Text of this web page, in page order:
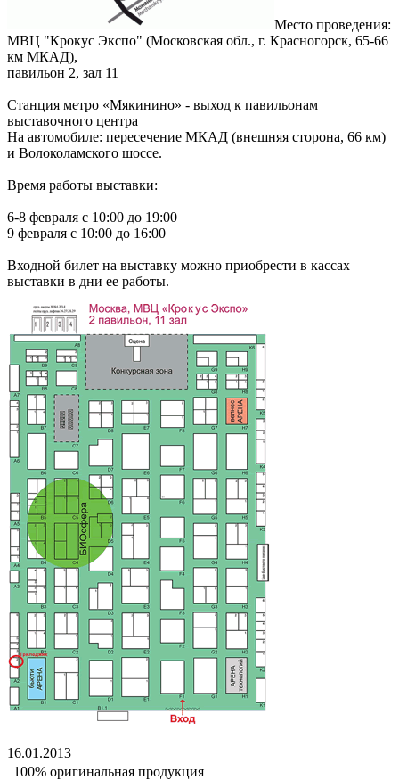
Место проведения:
МВЦ "Крокус Экспо" (Московская обл., г. Красногорск, 65-66
км МКАД),
павильон 2, зал 11
Станция метро «Мякинино» - выход к павильонам
выставочного центра
На автомобиле: пересечение МКАД (внешняя сторона, 66 км)
и Волоколамского шоссе.
Время работы выставки:
6-8 февраля с 10:00 до 19:00
9 февраля с 10:00 до 16:00
Входной билет на выставку можно приобрести в кассах
выставки в дни ее работы.
16.01.2013
100% оригинальная продукция